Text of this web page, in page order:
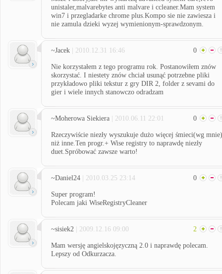
unistaler,malvarebytes anti malvare i ccleaner.Mam system
win7 i przegladarke chrome plus.Kompo sie nie zawiesza i
nie zamula dzieki wyzej wymienionym-sprawdzonym.
~Jacek | 2010.12.31 16:46 0
Nie korzystałem z tego programu rok. Postanowiłem znów
skorzystać. I niestety znów chciał usunąć potrzebne pliki
przykładowo pliki tekstur z gry DIR 2, folder z sevami do
gier i wiele innych stanowczo odradzam
~Moherowa Siekiera | 2010.06.11 22:01 0
Rzeczywiście niezły wyszukuje dużo więcej śmieci(wg mnie)
niż inne.Ten progr.+ Wise registry to naprawdę niezły
duet.Spróbować zawsze warto!
~Daniel24 | 2010.03.25 23:14 0
Super program!
Polecam jaki WiseRegistryCleaner
~sisiek2 | 2009.12.16 09:00 2
Mam wersję angielskojęzyczną 2.0 i naprawdę polecam.
Lepszy od Odkurzacza.